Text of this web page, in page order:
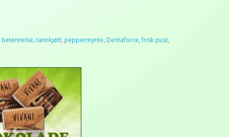
betennelse, tannkjøtt, peppermynte, Dentaforce,frisk pust,